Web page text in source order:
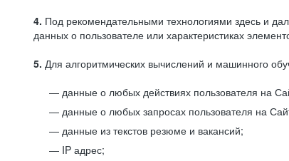
4. Под рекомендательными технологиями здесь и
данных о пользователе или характеристиках
5. Для алгоритмических вычислений и машинного
данные о любых действиях пользователя на
данные о любых запросах пользователя на
данные из текстов резюме и вакансий;
IP адрес;